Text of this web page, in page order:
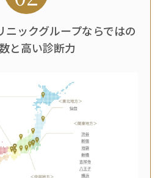
ニックグループならではの
と高い診断力